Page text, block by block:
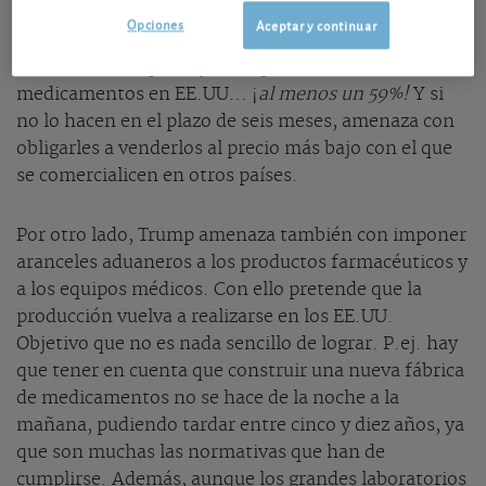
presión. En efecto, por un lado, el presidente ha
firmado un decreto en el que exige a los laboratorios
medicamentos en EE.UU… ¡al menos un 59%! Y si
no lo hacen en el plazo de seis meses, amenaza con
obligarles a venderlos al precio más bajo con el que
se comercialicen en otros países.
Por otro lado, Trump amenaza también con imponer
aranceles aduaneros a los productos farmacéuticos y
a los equipos médicos. Con ello pretende que la
producción vuelva a realizarse en los EE.UU.
Objetivo que no es nada sencillo de lograr. P.ej. hay
que tener en cuenta que construir una nueva fábrica
de medicamentos no se hace de la noche a la
mañana, pudiendo tardar entre cinco y diez años, ya
que son muchas las normativas que han de
cumplirse. Además, aunque los grandes laboratorios
Aceptar y continuar
Opciones